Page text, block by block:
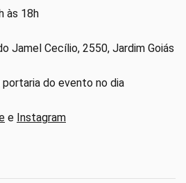
às 18h
Jamel Cecílio, 2550, Jardim Goiás
portaria do evento no dia
e Instagram